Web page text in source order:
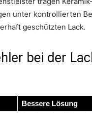
unter kontrollierten
geschützten Lack.
bei der
Bessere Lösung